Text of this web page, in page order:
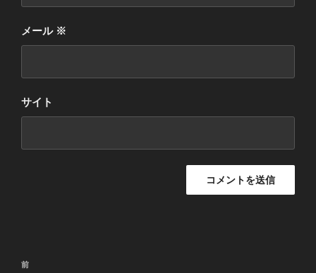
メール ※
サイト
投
前
前